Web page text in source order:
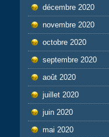
décembre 2020
novembre 2020
octobre 2020
septembre 2020
août 2020
juillet 2020
juin 2020
mai 2020